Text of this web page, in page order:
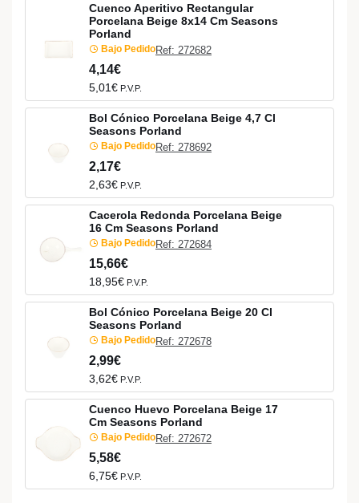
Cuenco Aperitivo Rectangular
Porcelana Beige 8x14 Cm Seasons
Porland
Bajo PedidoRef: 272682
4,14€
5,01€ P.V.P.
Bol Cónico Porcelana Beige 4,7 Cl
Seasons Porland
Bajo PedidoRef: 278692
2,17€
2,63€ P.V.P.
Cacerola Redonda Porcelana Beige
16 Cm Seasons Porland
Bajo PedidoRef: 272684
15,66€
18,95€ P.V.P.
Bol Cónico Porcelana Beige 20 Cl
Seasons Porland
Bajo PedidoRef: 272678
2,99€
3,62€ P.V.P.
Cuenco Huevo Porcelana Beige 17
Cm Seasons Porland
Bajo PedidoRef: 272672
5,58€
6,75€ P.V.P.